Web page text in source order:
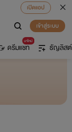
เปิดแอป
เข้าสู่ระบบ
มาใหม่
ดรีมแชท ธัญลิสต์